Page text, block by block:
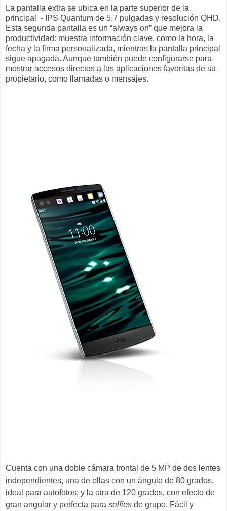
La pantalla extra se ubica en la parte superior de la
principal
- IPS Quantum de 5,7 pulgadas y resolución QHD.
Esta segunda pantalla es un “always on” que mejora la
productividad: muestra información clave, como la hora, la
fecha y la firma personalizada, mientras la pantalla principal
sigue apagada. Aunque también puede configurarse para
mostrar accesos directos a las aplicaciones favoritas de su
propietario, como llamadas o mensajes.
Cuenta con una doble cámara frontal de 5 MP de dos lentes
independientes, una de ellas con un ángulo de 80 grados,
ideal para autofotos; y la otra de 120 grados, con efecto de
gran angular y perfecta para selfies de grupo. Fácil y